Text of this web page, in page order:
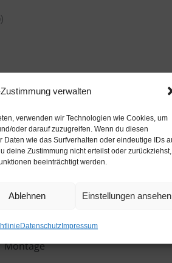
verwalten
verwenden wir Technologien wie Cookies, um
oder darauf zuzugreifen. Wenn du diesen
Daten wie das Surfverhalten oder eindeutige IDs
deine Zustimmung nicht erteilst oder zurückziehst,
beeinträchtigt werden.
Ablehnen Einstellungen ansehen
DatenschutzImpressum
Montage